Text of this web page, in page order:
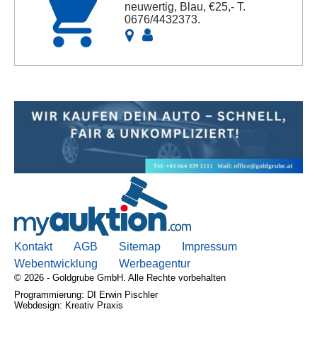
neuwertig, Blau, €25,- T.
0676/4432373.
Kontakt AGB Sitemap
Impressum
Webentwicklung
Werbeagentur
© 2026 - Goldgrube GmbH. Alle Rechte vorbehalten
Programmierung: DI Erwin Pischler
Webdesign: Kreativ Praxis